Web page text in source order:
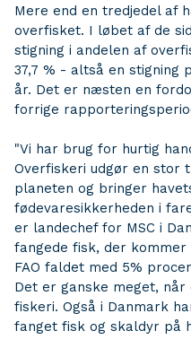
Mere end en tredjedel af
overfisket. I løbet af de
stigning i andelen af
37,7 % - altså en stigning
år. Det er næsten en
forrige
"Vi har brug for hurtig
Overfiskeri udgør en stor
planeten og bringer
fødevaresikkerheden i
er landechef for MSC i
fangede fisk, der
FAO faldet med 5%
Det er ganske meget,
fiskeri. Også i Danmark
fanget fisk og skaldyr på